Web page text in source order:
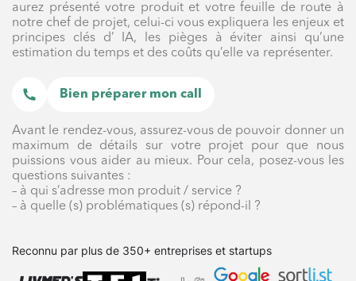
aurez présenté votre produit et votre feuille de route à
notre chef de projet, celui-ci vous expliquera les enjeux et
principes clés d’ IA, les pièges à éviter ainsi qu’une
estimation du temps et des coûts qu’elle va représenter.
Bien préparer mon call
Avant le rendez-vous, assurez-vous de pouvoir donner un
maximum de détails sur votre projet pour que nous
puissions vous aider au mieux. Pour cela, posez-vous les
questions suivantes :
– à qui s’adresse mon produit / service ?
– à quelle (s) problématiques (s) répond-il ?
Reconnu par plus de 350+ entreprises et startups